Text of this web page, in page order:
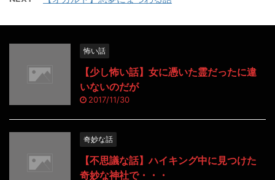
怖い話
【少し怖い話】女に憑いた霊だったに違
いないのだが
2017/11/30
奇妙な話
【不思議な話】ハイキング中に見つけた
奇妙な神社で・・・